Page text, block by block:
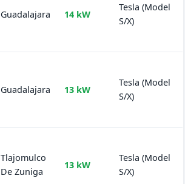
Guadalajara 14 kW
Tesla (Model
S/X)
Guadalajara 13 kW
Tesla (Model
S/X)
Tlajomulco
De Zuniga
13 kW
Tesla (Model
S/X)